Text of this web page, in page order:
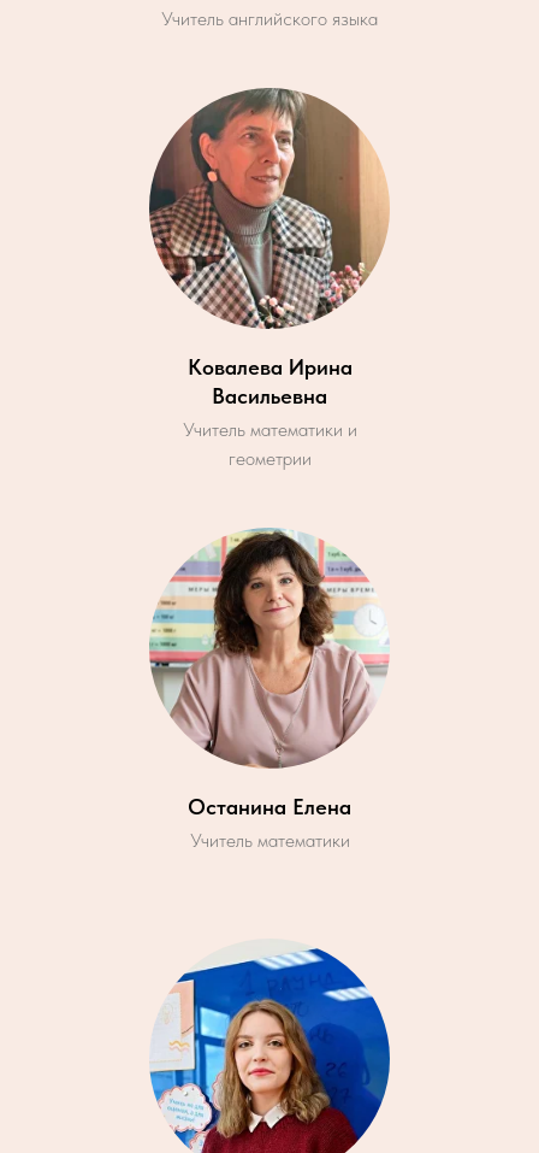
Учитель английского языка
Ковалева Ирина
Васильевна
Учитель математики и
геометрии
Останина Елена
Учитель математики